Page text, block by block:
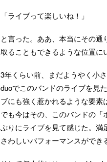
「ライブって楽しいね！」
と言った。ああ、本当にその
取ることもできるような位置に
3年くらい前、まだようやく小
duoでこのバンドのライブを見
ブにも強く惹かれるような要素
でも今はその、このバンドの
ぶりにライブを見て感じた。
さわしいパフォーマンスができ